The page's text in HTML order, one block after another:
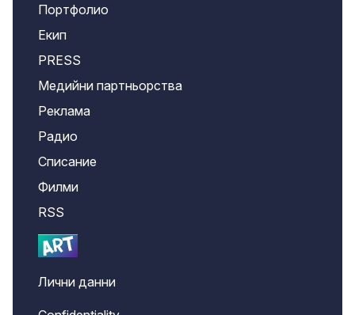
Портфолио
Екип
PRESS
Медийни партньорства
Реклама
Радио
Списание
Филми
RSS
Лични данни